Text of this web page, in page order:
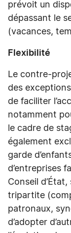
prévoit un
dépassant le
(vacances,
Flexibilité
Le contre-
des
de faciliter
notamment
le cadre de
également
garde
d’entreprises
Conseil
tripartite
patronaux,
d’adopter